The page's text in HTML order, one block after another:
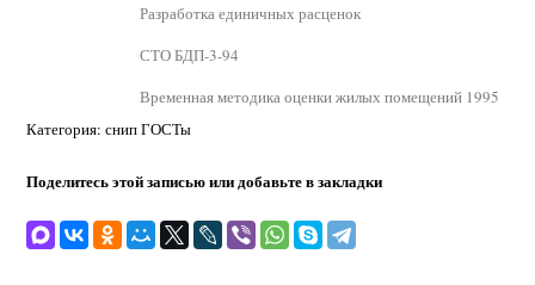
Разработка единичных расценок
СТО БДП-3-94
Временная методика оценки жилых помещений 1995
Категория: снип ГОСТы
Поделитесь этой записью или добавьте в закладки